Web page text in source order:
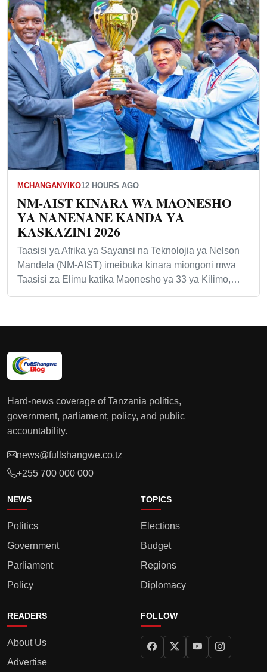
MCHANGANYIKO12 HOURS AGO
NM-AIST KINARA WA MAONESHO
YA NANENANE KANDA YA
KASKAZINI 2026
Taasisi ya Afrika ya Sayansi na Teknolojia ya Nelson
Mandela (NM-AIST) imeibuka kinara miongoni mwa
Taasisi za Elimu katika Maonesho ya 33 ya Kilimo,…
Hard-news coverage of Tanzania politics,
government, parliament, policy, and public
accountability.
news@fullshangwe.co.tz
+255 700 000 000
NEWS
Politics
Government
Parliament
Policy
TOPICS
Elections
Budget
Regions
Diplomacy
READERS
About Us
Advertise
FOLLOW